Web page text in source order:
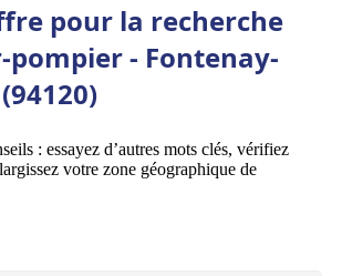
pour la recherche
pompier - Fontenay-
: essayez d’autres mots clés, vérifiez
votre zone géographique de